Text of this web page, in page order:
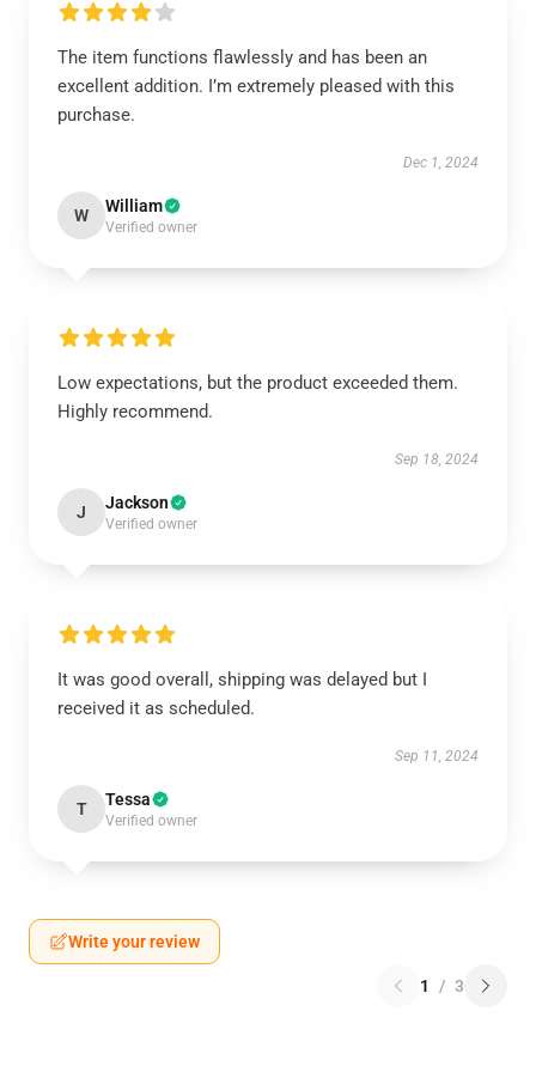
The item functions flawlessly and has been an
excellent addition. I’m extremely pleased with this
purchase.
Dec 1, 2024
W William
Verified owner
Low expectations, but the product exceeded them.
Highly recommend.
Sep 18, 2024
J Jackson
Verified owner
It was good overall, shipping was delayed but I
received it as scheduled.
Sep 11, 2024
T Tessa
Verified owner
Write your review
1 / 3